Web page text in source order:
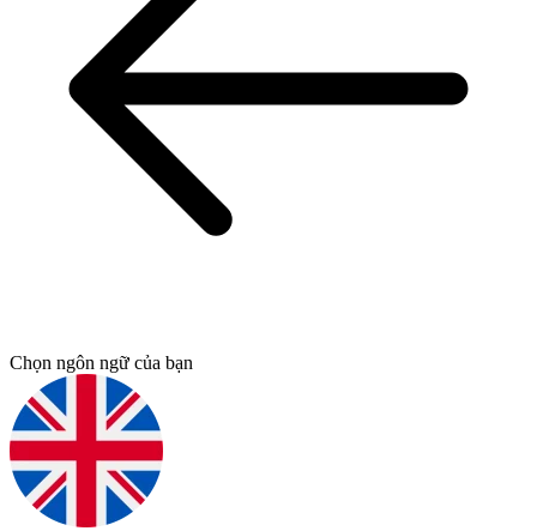
Chọn ngôn ngữ của bạn